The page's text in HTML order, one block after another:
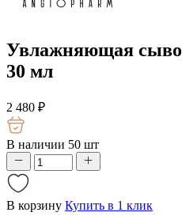
Увлажняющая
30 мл
2 480 ₽
В наличии 50 шт
В корзину Купить в 1 клик